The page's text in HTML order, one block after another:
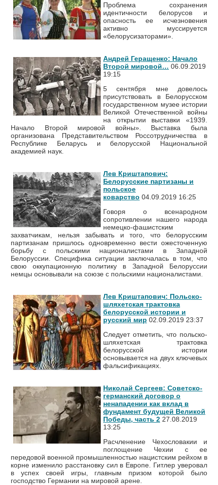
Проблема сохранения
идентичности белорусов и
опасность ее исчезновения
активно муссируется
«белорусизаторами».
Андрей Геращенко: Начало
Второй мировой… 06.09.2019
19:15
5 сентября мне довелось
присутствовать в Белорусском
государственном музее истории
Великой Отечественной войны
на открытии выставки «1939.
Начало Второй мировой войны». Выставка была
организована Представительством Россотрудничества в
Республике Беларусь и белорусской Национальной
академией наук.
Лев Криштапович:
Белорусские партизаны и
польское
коварство 04.09.2019 16:25
Говоря о всенародном
сопротивлении нашего народа
немецко-фашистским
захватчикам, нельзя забывать и того, что белорусским
партизанам пришлось одновременно вести ожесточенную
борьбу с польскими националистами в Западной
Белоруссии. Специфика ситуации заключалась в том, что
свою оккупационную политику в Западной Белоруссии
немцы основывали на союзе с польскими националистами.
Лев Криштапович: Польско-
шляхетская трактовка
белорусской истории и
русский мир 02.09.2019 23:37
Следует отметить, что польско-
шляхетская трактовка
белорусской истории
основывается на двух ключевых
фальсификациях.
Николай Сергеев: Советско-
германский договор о
ненападении как вклад в
фундамент будущей Великой
Победы, часть 2 27.08.2019
13:25
Расчленение Чехословакии и
поглощение Чехии с ее
передовой военной промышленностью нацистским рейхом в
корне изменило расстановку сил в Европе. Гитлер уверовал
в успех своей игры, главным призом которой было
господство Германии на мировой арене.